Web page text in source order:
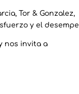
Tor & Gonzalez,
y el
nos invita a